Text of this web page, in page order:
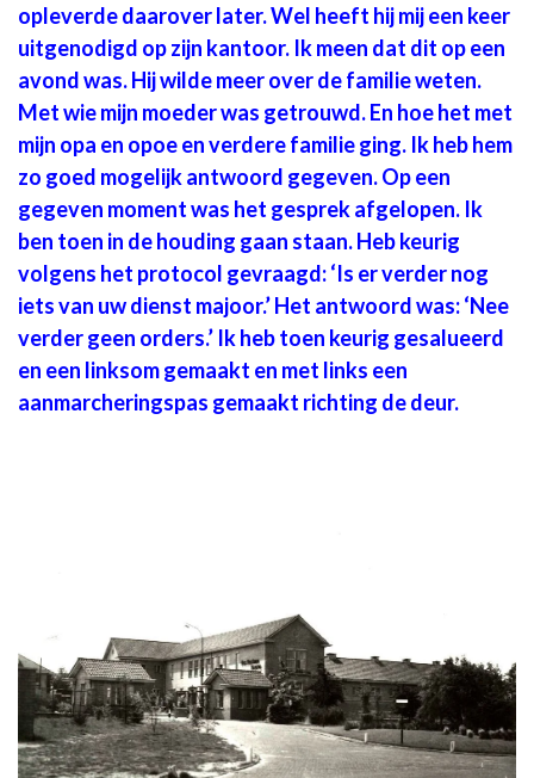
opleverde daarover later. Wel heeft hij mij een keer
uitgenodigd op zijn kantoor. Ik meen dat dit op een
avond was. Hij wilde meer over de familie weten.
Met wie mijn moeder was getrouwd. En hoe het met
mijn opa en opoe en verdere familie ging. Ik heb hem
zo goed mogelijk antwoord gegeven. Op een
gegeven moment was het gesprek afgelopen. Ik
ben toen in de houding gaan staan. Heb keurig
volgens het protocol gevraagd: ‘Is er verder nog
iets van uw dienst majoor.’ Het antwoord was: ‘Nee
verder geen orders.’ Ik heb toen keurig gesalueerd
en een linksom gemaakt en met links een
aanmarcheringspas gemaakt richting de deur.